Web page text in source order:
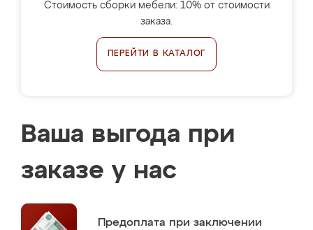
Стоимость сборки мебели: 10% от стоимости
заказа.
ПЕРЕЙТИ В КАТАЛОГ
Ваша выгода при
заказе у нас
Предоплата при заключении